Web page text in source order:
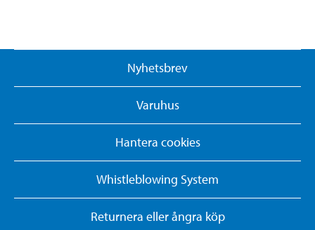
Nyhetsbrev
Varuhus
Hantera cookies
Whistleblowing System
Returnera eller ångra köp